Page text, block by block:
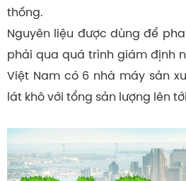
thống.
Nguyên liệu được dùng để
phải qua quá trình giám định
Việt Nam có 6 nhà máy sản
lát khô với tổng sản lượng lên